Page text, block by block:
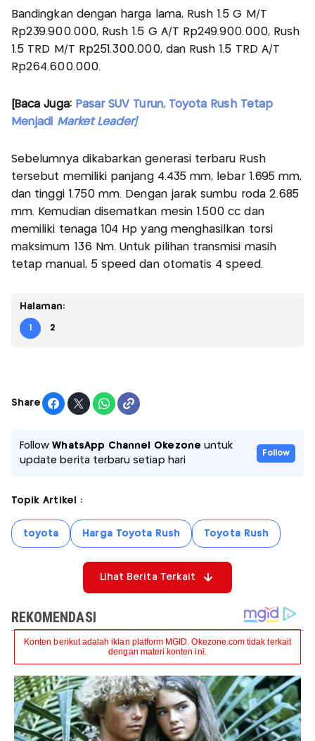
Bandingkan dengan harga lama, Rush 1.5 G M/T
Rp239.900.000, Rush 1.5 G A/T Rp249.900.000, Rush
1.5 TRD M/T Rp251.300.000, dan Rush 1.5 TRD A/T
Rp264.600.000.
[Baca Juga: Pasar SUV Turun, Toyota Rush Tetap
Menjadi Market Leader]
Sebelumnya dikabarkan generasi terbaru Rush
tersebut memiliki panjang 4.435 mm, lebar 1.695 mm,
dan tinggi 1.750 mm. Dengan jarak sumbu roda 2.685
mm. Kemudian disematkan mesin 1.500 cc dan
memiliki tenaga 104 Hp yang menghasilkan torsi
maksimum 136 Nm. Untuk pilihan transmisi masih
tetap manual, 5 speed dan otomatis 4 speed.
Halaman:
1 2
Share
FollowWhatsApp Channel Okezone untuk
update berita terbaru setiap hari
Follow
Topik Artikel :
toyota Harga Toyota Rush Toyota Rush
Lihat Berita Terkait